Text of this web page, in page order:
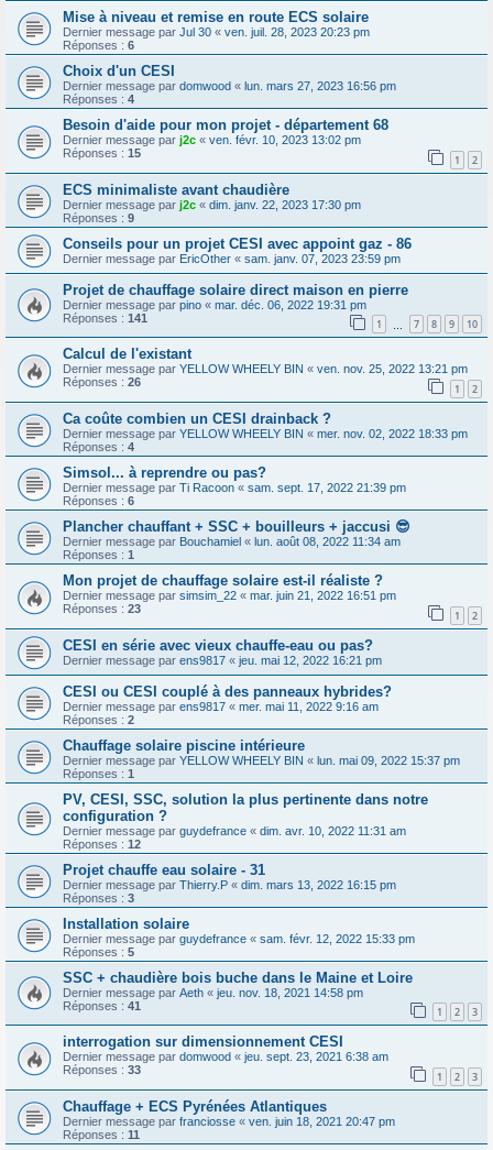
Mise à niveau et remise en route ECS solaire
Dernier message par Jul 30 « ven. juil. 28, 2023 20:23 pm
Réponses : 6
Choix d'un CESI
Dernier message par domwood « lun. mars 27, 2023 16:56 pm
Réponses : 4
Besoin d'aide pour mon projet - département 68
Dernier message par j2c « ven. févr. 10, 2023 13:02 pm
Réponses : 15 1 2
ECS minimaliste avant chaudière
Dernier message par j2c « dim. janv. 22, 2023 17:30 pm
Réponses : 9
Conseils pour un projet CESI avec appoint gaz - 86
Dernier message par EricOther « sam. janv. 07, 2023 23:59 pm
Projet de chauffage solaire direct maison en pierre
Dernier message par pino « mar. déc. 06, 2022 19:31 pm
Réponses : 141 1 7 8 9 10
Calcul de l'existant
Dernier message par YELLOW WHEELY BIN « ven. nov. 25, 2022 13:21 pm
Réponses : 26 1 2
Ca coûte combien un CESI drainback ?
Dernier message par YELLOW WHEELY BIN « mer. nov. 02, 2022 18:33 pm
Réponses : 4
Simsol... à reprendre ou pas?
Dernier message par Ti Racoon « sam. sept. 17, 2022 21:39 pm
Réponses : 6
Plancher chauffant + SSC + bouilleurs + jaccusi 😎
Dernier message par Bouchamiel « lun. août 08, 2022 11:34 am
Réponses : 1
Mon projet de chauffage solaire est-il réaliste ?
Dernier message par simsim_22 « mar. juin 21, 2022 16:51 pm
Réponses : 23 1 2
CESI en série avec vieux chauffe-eau ou pas?
Dernier message par ens9817 « jeu. mai 12, 2022 16:21 pm
CESI ou CESI couplé à des panneaux hybrides?
Dernier message par ens9817 « mer. mai 11, 2022 9:16 am
Réponses : 2
Chauffage solaire piscine intérieure
Dernier message par YELLOW WHEELY BIN « lun. mai 09, 2022 15:37 pm
Réponses : 1
PV, CESI, SSC, solution la plus pertinente dans notre
configuration ?
Dernier message par guydefrance « dim. avr. 10, 2022 11:31 am
Réponses : 12
Projet chauffe eau solaire - 31
Dernier message par Thierry.P « dim. mars 13, 2022 16:15 pm
Réponses : 3
Installation solaire
Dernier message par guydefrance « sam. févr. 12, 2022 15:33 pm
Réponses : 5
SSC + chaudière bois buche dans le Maine et Loire
Dernier message par Aeth « jeu. nov. 18, 2021 14:58 pm
Réponses : 41 1 2 3
interrogation sur dimensionnement CESI
Dernier message par domwood « jeu. sept. 23, 2021 6:38 am
Réponses : 33 1 2 3
Chauffage + ECS Pyrénées Atlantiques
Dernier message par franciosse « ven. juin 18, 2021 20:47 pm
Réponses : 11